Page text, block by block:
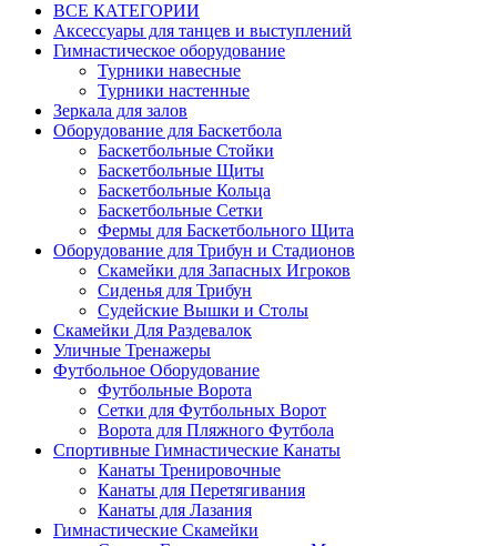
ВСЕ КАТЕГОРИИ
Аксессуары для танцев и выступлений
Гимнастическое оборудование
Турники навесные
Турники настенные
Зеркала для залов
Оборудование для Баскетбола
Баскетбольные Стойки
Баскетбольные Щиты
Баскетбольные Кольца
Баскетбольные Сетки
Фермы для Баскетбольного Щита
Оборудование для Трибун и Стадионов
Скамейки для Запасных Игроков
Сиденья для Трибун
Судейские Вышки и Столы
Скамейки Для Раздевалок
Уличные Тренажеры
Футбольное Оборудование
Футбольные Ворота
Сетки для Футбольных Ворот
Ворота для Пляжного Футбола
Спортивные Гимнастические Канаты
Канаты Тренировочные
Канаты для Перетягивания
Канаты для Лазания
Гимнастические Скамейки